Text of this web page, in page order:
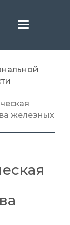
Меню
железных